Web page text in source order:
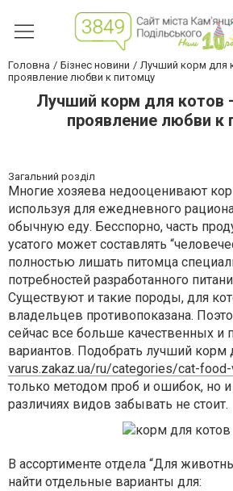
Головна Бізнес новини
Лучший корм для
проявление любви к питомцу
Лучший корм для котов
проявление любви к
Загальний розділ
Многие хозяева недооценивают
используя для ежедневного
обычную еду. Бесспорно, часть
усатого может составлять
полностью лишать питомца
потребностей разработанного
Существуют и такие породы, для
владельцев противопоказана.
сейчас все больше качественных и
вариантов. Подобрать лучший корм
varus.zakaz.ua/ru/categories/cat-
только методом проб и ошибок, но
различиях видов забывать не стоит.
В ассортименте отдела “Для
найти отдельные варианты для: